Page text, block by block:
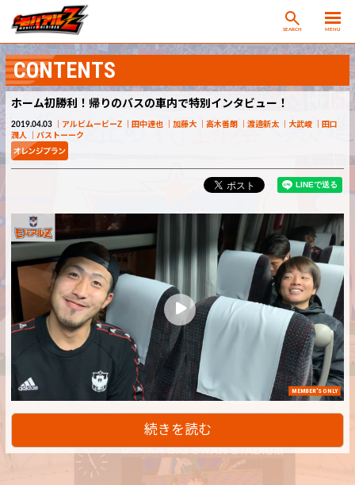
SEARCH MENU
CONTENTS
ホーム初勝利！帰りのバスの車内で特別インタビュー！
2019.04.03 アルビムービーZ 田中達也 加藤大 高木善朗 渡邉新太 大武峻
田口
潤人
バストーーク
MEMBER'S ONLY
続きを読む